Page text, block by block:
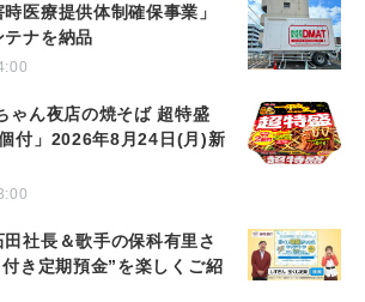
医療提供体制確保事業」
テナを納品
ゃん夜店の焼そば 超特盛
付」2026年8月24日(月)新
社長＆歌手の保科有里さ
き定期預金”を楽しくご紹